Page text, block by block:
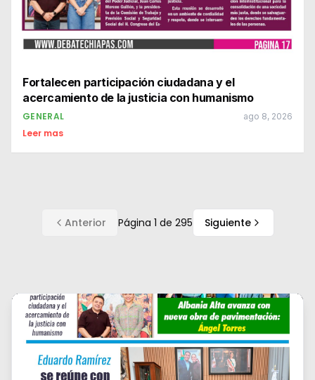
Fortalecen participación ciudadana y el
acercamiento de la justicia con humanismo
GENERAL ago 8, 2026
Leer mas
Anterior Página 1 de 295 Siguiente